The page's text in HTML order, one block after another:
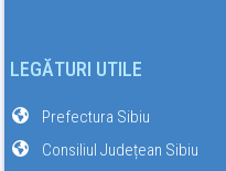
LEGĂTURI UTILE
Prefectura Sibiu
Consiliul Județean Sibiu